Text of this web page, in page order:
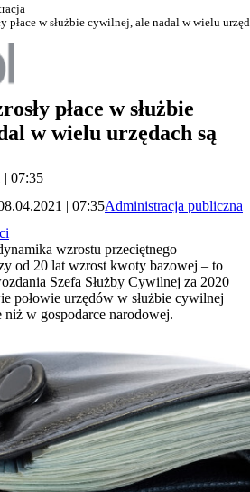
płace w służbie cywilnej, ale nadal w wielu
płace w służbie
w wielu urzędach są
| 07:35
| 07:35Administracja publiczna
wzrostu przeciętnego
od 20 lat wzrost kwoty bazowej – to
Szefa Służby Cywilnej za 2020
połowie urzędów w służbie cywilnej
niż w gospodarce narodowej.